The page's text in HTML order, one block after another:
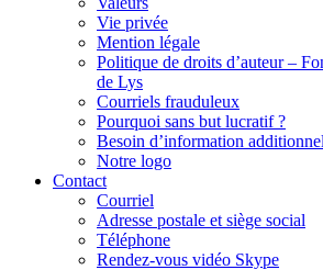
Vie privée
Mention légale
Politique de droits d’auteur –
de Lys
Courriels frauduleux
Pourquoi sans but lucratif ?
Besoin d’information
Notre logo
Contact
Courriel
Adresse postale et siège social
Téléphone
Rendez-vous vidéo Skype